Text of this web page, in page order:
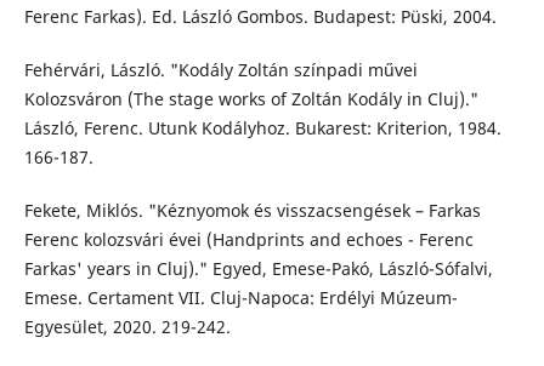
Ferenc Farkas). Ed. László Gombos. Budapest: Püski, 2004.
Fehérvári, László. "Kodály Zoltán színpadi művei
Kolozsváron (The stage works of Zoltán Kodály in Cluj)."
László, Ferenc. Utunk Kodályhoz. Bukarest: Kriterion, 1984.
166-187.
Fekete, Miklós. "Kéznyomok és visszacsengések – Farkas
Ferenc kolozsvári évei (Handprints and echoes - Ferenc
Farkas' years in Cluj)." Egyed, Emese-Pakó, László-Sófalvi,
Emese. Certament VII. Cluj-Napoca: Erdélyi Múzeum-
Egyesület, 2020. 219-242.